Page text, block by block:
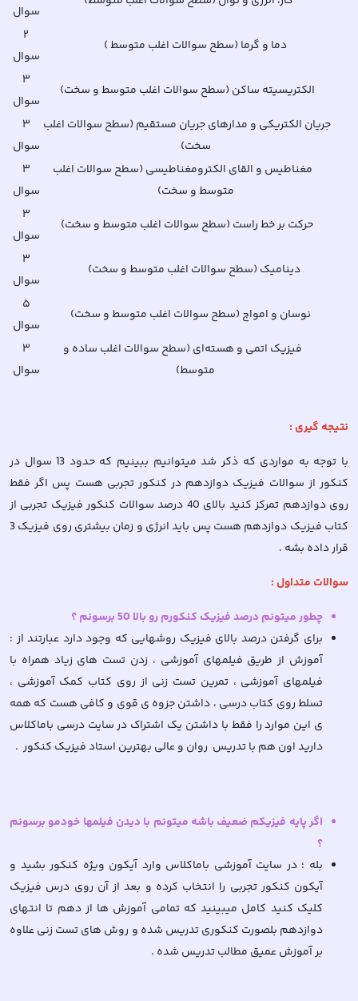
سوال
دما و گرما (سطح سوالات اغلب متوسط )
۲
سوال
الکتریسیته ساکن (سطح سوالات اغلب متوسط و سخت)
۳
سوال
جریان الکتریکی و مدارهای جریان مستقیم (سطح سوالات اغلب
سخت)
۳
سوال
مغناطیس و القای الکترومغناطیسی (سطح سوالات اغلب
متوسط و سخت)
۳
سوال
حرکت بر خط راست (سطح سوالات اغلب متوسط و سخت)
۳
سوال
دینامیک (سطح سوالات اغلب متوسط و سخت)
۳
سوال
نوسان و امواج (سطح سوالات اغلب متوسط و سخت)
۵
سوال
فیزیک اتمی و هسته‌ای (سطح سوالات اغلب ساده و
متوسط)
۳
سوال
نتیجه گیری :
با توجه به مواردی که ذکر شد میتوانیم ببینیم که حدود 13 سوال در
کنکور از سوالات فیزیک دوازدهم در کنکور تجربی هست پس اگر فقط
روی دوازدهم تمرکز کنید بالای 40 درصد سوالات کنکور فیزیک تجربی از
کتاب فیزیک دوازدهم هست پس باید انرژی و زمان بیشتری روی فیزیک 3
قرار داده بشه .
سوالات متداول :
چطور میتونم درصد فیزیک کنکورم رو بالا 50 برسونم ؟
برای گرفتن درصد بالای فیزیک روشهایی که وجود دارد عبارتند از :
آموزش از طریق فیلمهای آموزشی ، زدن تست های زیاد همراه با
فیلمهای آموزشی ، تمرین تست زنی از روی کتاب کمک آموزشی ،
تسلط روی کتاب درسی ، داشتن جزوه ی قوی و کافی هست که همه
ی این موارد را فقط با داشتن یک اشتراک در سایت درسی باماکلاس
دارید اون هم با تدریس روان و عالی بهترین استاد فیزیک کنکور .
اگر پایه فیزیکم ضعیف باشه میتونم با دیدن فیلمها خودمو برسونم
؟
بله ؛ در سایت آموزشی باماکلاس وارد آیکون ویژه کنکور بشید و
آیکون کنکور تجربی را انتخاب کرده و بعد از آن روی درس فیزیک
کلیک کنید کامل میبینید که تمامی آموزش ها از دهم تا انتهای
دوازدهم بلصورت کنکوری تدریس شده و روش های تست زنی علاوه
بر آموزش عمیق مطالب تدریس شده .